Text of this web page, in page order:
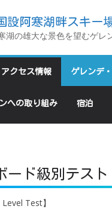
設阿寒湖畔スキー
湖の雄大な景色を望むゲレ
アクセス情報 ゲレンデ
への取り組み 宿泊
ード級別テスト
Test】